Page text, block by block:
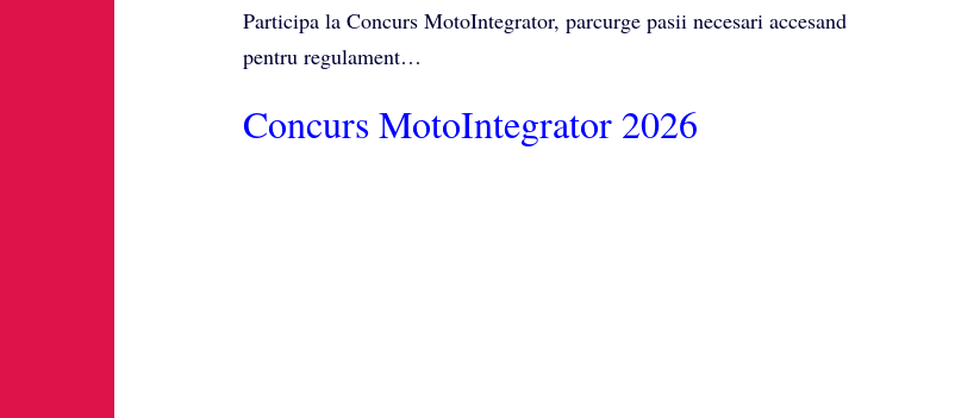
Participa la Concurs MotoIntegrator, parcurge pasii necesari accesand
pentru regulament…
Concurs MotoIntegrator 2026